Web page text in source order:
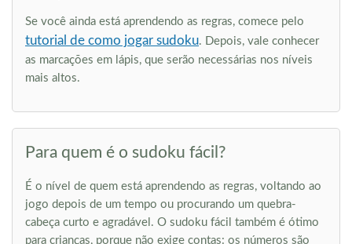
Se você ainda está aprendendo as regras, comece pelo
tutorial de como jogar sudoku. Depois, vale conhecer
as marcações em lápis, que serão necessárias nos níveis
mais altos.
Para quem é o sudoku fácil?
É o nível de quem está aprendendo as regras, voltando ao
jogo depois de um tempo ou procurando um quebra-
cabeça curto e agradável. O sudoku fácil também é ótimo
para crianças, porque não exige contas: os números são